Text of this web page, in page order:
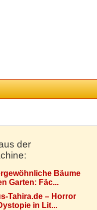
der
Bäume
Garten: Fäc...
Tahira.de – Horror
in Lit...